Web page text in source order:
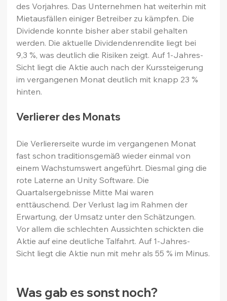
des Vorjahres. Das Unternehmen hat weiterhin mit
Mietausfällen einiger Betreiber zu kämpfen. Die
Dividende konnte bisher aber stabil gehalten
werden. Die aktuelle Dividendenrendite liegt bei
9,3 %, was deutlich die Risiken zeigt. Auf 1-Jahres-
Sicht liegt die Aktie auch nach der Kurssteigerung
im vergangenen Monat deutlich mit knapp 23 %
hinten.
Verlierer des Monats
Die Verliererseite wurde im vergangenen Monat
fast schon traditionsgemäß wieder einmal von
einem Wachstumswert angeführt. Diesmal ging die
rote Laterne an Unity Software. Die
Quartalsergebnisse Mitte Mai waren
enttäuschend. Der Verlust lag im Rahmen der
Erwartung, der Umsatz unter den Schätzungen.
Vor allem die schlechten Aussichten schickten die
Aktie auf eine deutliche Talfahrt. Auf 1-Jahres-
Sicht liegt die Aktie nun mit mehr als 55 % im Minus.
Was gab es sonst noch?